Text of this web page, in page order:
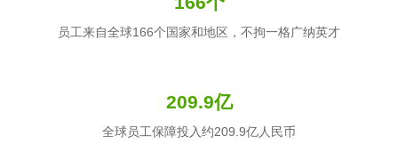
员工来自全球166个国家和地区，不拘一格广纳英才
209.9亿
全球员工保障投入约209.9亿人民币